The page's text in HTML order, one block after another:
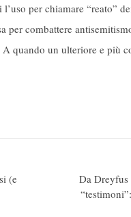
per chiamare “reato”
combattere
quando un ulteriore e più
(e
Da